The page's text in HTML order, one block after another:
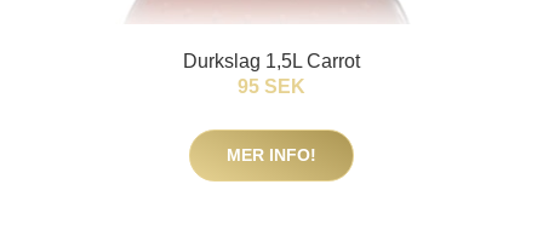
Durkslag 1,5L Carrot
95 SEK
MER INFO!